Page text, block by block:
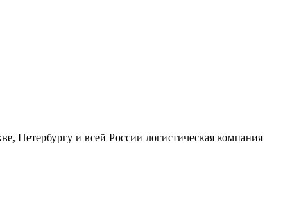
и всей России логистическая компания